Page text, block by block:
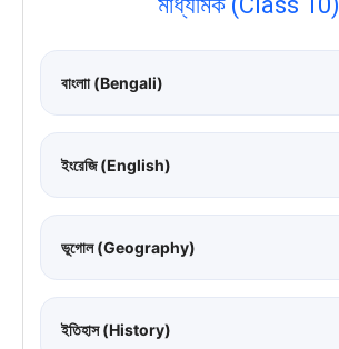
বাংলাা (Bengali)
ইংরেজি (English)
ভূগোল (Geography)
ইতিহাস (History)